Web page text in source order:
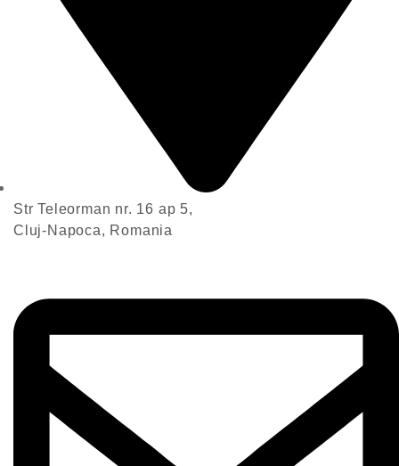
Str Teleorman nr. 16 ap 5,
Cluj-Napoca, Romania